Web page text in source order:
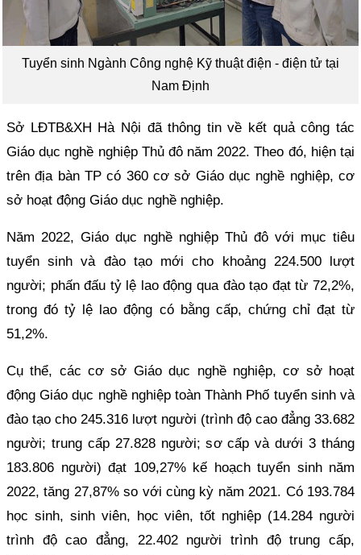
Tuyển sinh Ngành Công nghệ Kỹ thuật điện - điện tử tại
Nam Định
Sở LĐTB&XH Hà Nội đã thông tin về kết quả công tác
Giáo dục nghề nghiệp Thủ đô năm 2022. Theo đó, hiện tại
trên địa bàn TP có 360 cơ sở Giáo dục nghề nghiệp, cơ
sở hoạt động Giáo dục nghề nghiệp.
Năm 2022, Giáo dục nghề nghiệp Thủ đô với mục tiêu
tuyển sinh và đào tạo mới cho khoảng 224.500 lượt
người; phấn đấu tỷ lệ lao động qua đào tạo đạt từ 72,2%,
trong đó tỷ lệ lao động có bằng cấp, chứng chỉ đạt từ
51,2%.
Cụ thể, các cơ sở Giáo dục nghề nghiệp, cơ sở hoạt
động Giáo dục nghề nghiệp toàn Thành Phố tuyển sinh và
đào tạo cho 245.316 lượt người (trình độ cao đẳng 33.682
người; trung cấp 27.828 người; sơ cấp và dưới 3 tháng
183.806 người) đạt 109,27% kế hoạch tuyển sinh năm
2022, tăng 27,87% so với cùng kỳ năm 2021. Có 193.784
học sinh, sinh viên, học viên, tốt nghiệp (14.284 người
trình độ cao đẳng, 22.402 người trình độ trung cấp,